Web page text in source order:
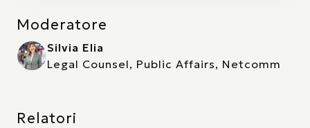
Moderatore
Silvia Elia
Legal Counsel, Public Affairs, Netcomm
Relatori